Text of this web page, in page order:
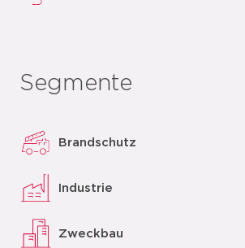
Segmente
Brandschutz
Industrie
Zweckbau